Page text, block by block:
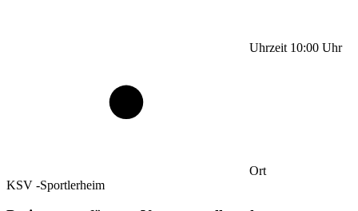
Uhrzeit 10:00 Uhr
Ort
KSV -Sportlerheim